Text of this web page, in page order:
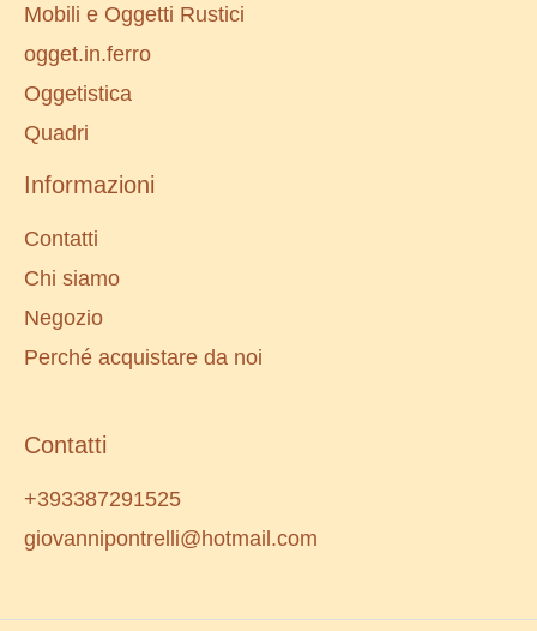
Mobili e Oggetti Rustici
ogget.in.ferro
Oggetistica
Quadri
Informazioni
Contatti
Chi siamo
Negozio
Perché acquistare da noi
Contatti
+393387291525
giovannipontrelli@hotmail.com